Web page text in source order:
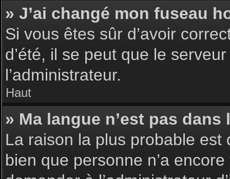
» J’ai changé mon fuseau
Si vous êtes sûr d’avoir
d’été, il se peut que le
l’administrateur.
Haut
» Ma langue n’est pas dans
La raison la plus probable est
bien que personne n’a